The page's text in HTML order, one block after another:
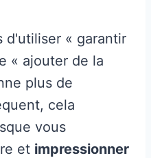
d'utiliser « garantir
« ajouter de la
plus de
cela
vous
et impressionner